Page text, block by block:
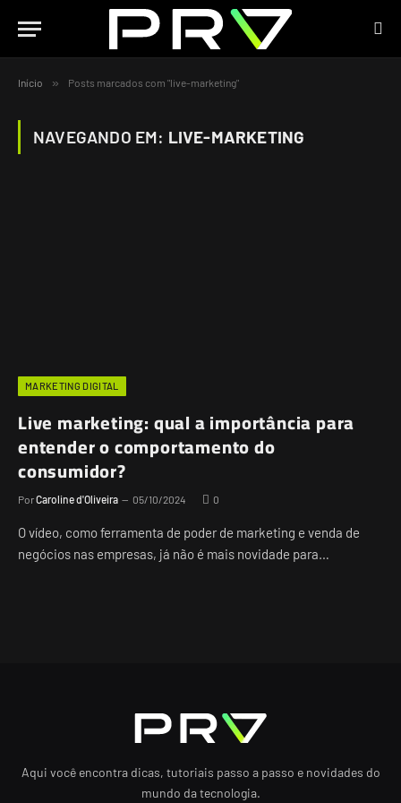
Início » Posts marcados com "live-marketing"
NAVEGANDO EM: LIVE-MARKETING
MARKETING DIGITAL
Live marketing: qual a importância para
entender o comportamento do
consumidor?
PorCaroline d'Oliveira 05/10/2024 0
O vídeo, como ferramenta de poder de marketing e venda de
negócios nas empresas, já não é mais novidade para…
Aqui você encontra dicas, tutoriais passo a passo e novidades do
mundo da tecnologia.